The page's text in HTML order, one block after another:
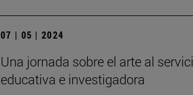
07 | 05 | 2024
Una jornada sobre el arte al
educativa e investigadora